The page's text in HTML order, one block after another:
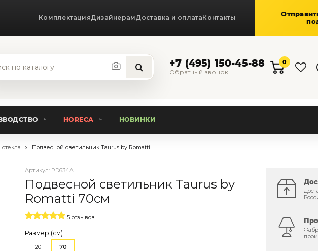
КомплектацияДизайнерамДоставка и оплатаКонтакты
+7 (495) 150-45-88
Обратный звонок
0
HORECA НОВИНКИ
стекла Подвесной светильник Taurus by Romatti
Артикул: PD634A
Подвесной светильник Taurus by
Romatti 70см
5 отзывов
Размер (см)
120 70